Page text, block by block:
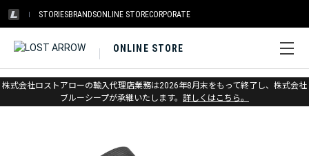
STORIESBRANDSONLINE STORECORPORATE
ONLINE STORE
株式会社ロストアローの輸入代理店業務は2026年8月末をもって終了し、株式会社
ブルーシープが承継いたします。 詳しくはこちら。
ホーム > ブラックダイヤモンド > アイス > クランポン